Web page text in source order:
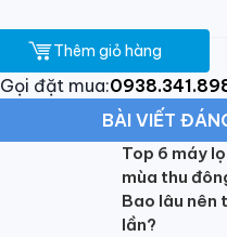
Thêm giỏ hàng
Gọi đặt mua:
BÀI VIẾT
Top 6 máy
mùa thu
Bao lâu nên
lần?